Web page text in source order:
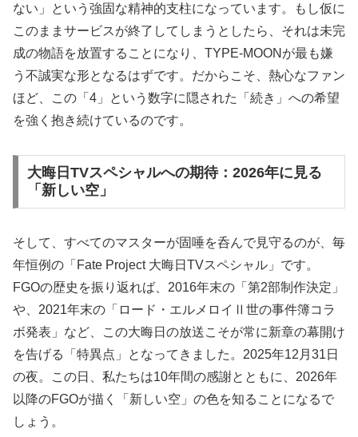
ない」という強固な精神的支柱になっています。もし仮に
このままサービスが終了してしまうとしたら、それは未完
成の物語を放置することになり、TYPE-MOONが最も嫌
う不誠実な形となるはずです。だからこそ、熱心なファン
ほど、この「4」という数字に隠された「続き」への希望
を強く抱き続けているのです。
大晦日TVスペシャルへの期待：2026年に見る
「新しい空」
そして、すべてのマスターが固唾を呑んで見守るのが、毎
年恒例の「Fate Project 大晦日TVスペシャル」です。
FGOの歴史を振り返れば、2016年末の「第2部制作決定」
や、2021年末の「ロード・エルメロイⅡ世の事件簿コラ
ボ発表」など、この大晦日の放送こそが常に新章の幕開け
を告げる「特異点」となってきました。2025年12月31日
の夜。この日、私たちは10年間の感謝とともに、2026年
以降のFGOが描く「新しい空」の色を知ることになるで
しょう。